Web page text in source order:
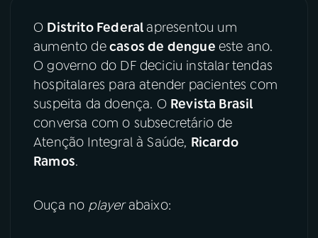
ÚLTIMAS
08 FESTIVAL DE MÚSICA
YouTube
Instagram
O Distrito Federalapresentou um
aumento decasos de dengue este ano.
O governo do DF deciciu instalar tendas
hospitalares para atender pacientes com
suspeita da doença. O Revista Brasil
conversa com o subsecretário de
Atenção Integral à Saúde, Ricardo
Ramos.
Ouça no playerabaixo: